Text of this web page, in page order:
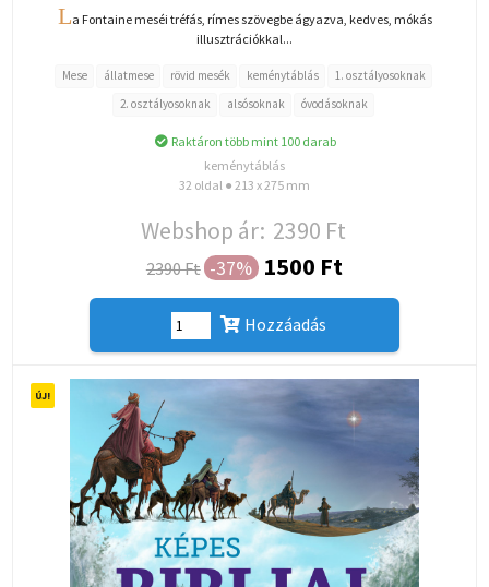
La Fontaine meséi tréfás, rímes szövegbe ágyazva, kedves, mókás
illusztrációkkal...
Mese állatmese rövid mesék keménytáblás
1. osztályosoknak
2. osztályosoknak
alsósoknak óvodásoknak
Raktáron több mint 100 darab
keménytáblás
32 oldal ● 213 x 275 mm
Webshop ár: 2390 Ft
2390 Ft -37% 1500 Ft
Hozzáadás